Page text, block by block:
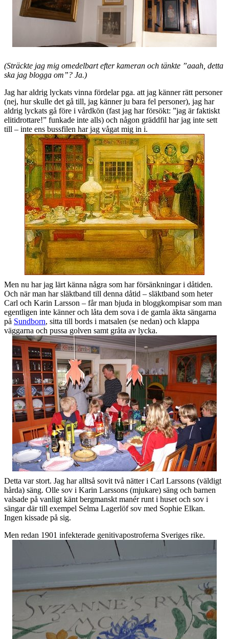
(Sträckte jag mig omedelbart efter kameran och tänkte ”aaah, detta
ska jag blogga om”? Ja.)
Jag har aldrig lyckats vinna fördelar pga. att jag känner rätt personer
(nej, hur skulle det gå till, jag känner ju bara fel personer), jag har
aldrig lyckats gå före i vårdkön (fast jag har försökt: ”jag är faktiskt
elitidrottare!” funkade inte alls) och någon gräddfil har jag inte sett
till – inte ens bussfilen har jag vågat mig in i.
Men nu har jag lärt känna några som har försänkningar i dåtiden.
Och när man har släktband till denna dåtid – släktband som heter
Carl och Karin Larsson – får man bjuda in bloggkompisar som man
egentligen inte känner och låta dem sova i de gamla äkta sängarna
på Sundborn, sitta till bords i matsalen (se nedan) och klappa
väggarna och pussa golven samt gråta av lycka.
Detta var stort. Jag har alltså sovit två nätter i Carl Larssons (väldigt
hårda) säng. Olle sov i Karin Larssons (mjukare) säng och barnen
valsade på vanligt känt bergmanskt manér runt i huset och sov i
sängar där till exempel Selma Lagerlöf sov med Sophie Elkan.
Ingen kissade på sig.
Men redan 1901 infekterade genitivapostroferna Sveriges rike.